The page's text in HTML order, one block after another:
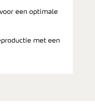
een optimale
met een